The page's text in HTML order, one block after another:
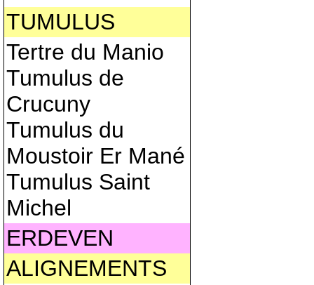
TUMULUS
Tertre du Manio
Tumulus de
Crucuny
Tumulus du
Moustoir Er Mané
Tumulus Saint
Michel
ERDEVEN
ALIGNEMENTS